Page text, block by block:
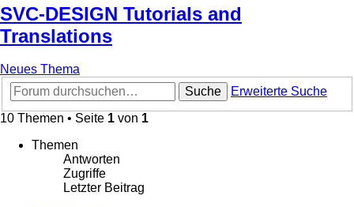
SVC-DESIGN Tutorials and
Translations
Neues Thema
Suche
Erweiterte Suche
10 Themen • Seite 1 von 1
Themen
Antworten
Zugriffe
Letzter Beitrag